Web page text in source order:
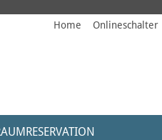
Home Onlineschalter